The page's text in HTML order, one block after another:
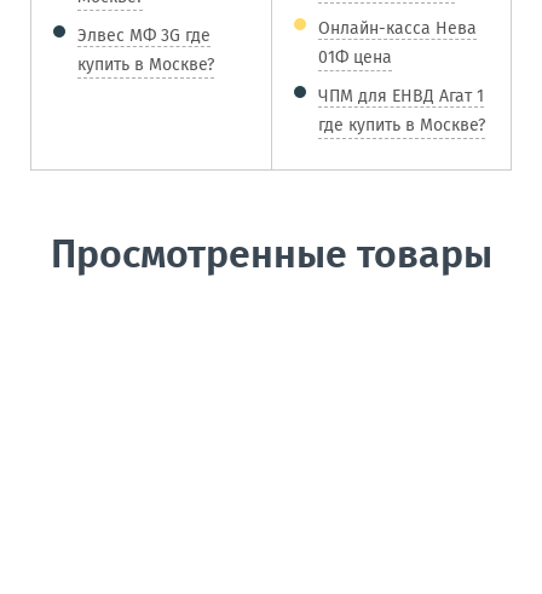
Элвес МФ 3G где
купить в Москве?
Онлайн-касса Нева
01Ф цена
ЧПМ для ЕНВД Агат 1
где купить в Москве?
Просмотренные товары